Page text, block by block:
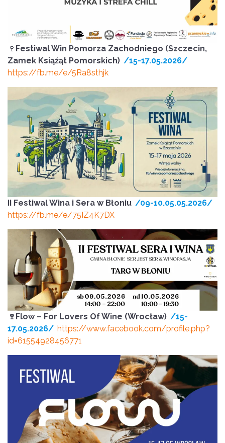
🍷 Festiwal Win Pomorza Zachodniego (Szczecin,
Zamek Ksiąźąt Pomorskich) /15-17.05.2026/
https://fb.me/e/5Ra8sthjk
II Festiwal Wina i Sera w Błoniu /09-10.05.05.2026/
https://fb.me/e/75IZ4K7DX
🍷Flow – For Lovers Of Wine (Wrocław) /15-
17.05.2026/ https://www.facebook.com/profile.php?
id=61554928456771